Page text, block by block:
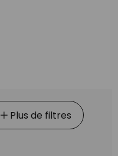
Plus de filtres